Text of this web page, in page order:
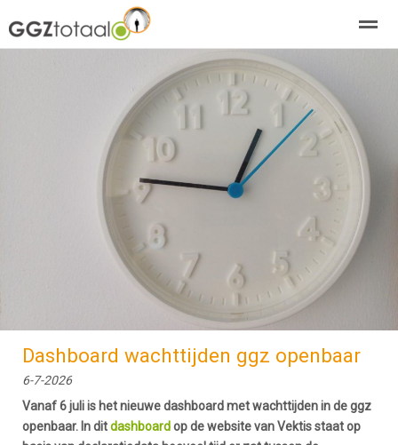
abonneren agenda adverteren
Nieuws Pagina's
Dashboard wachttijden ggz openbaar
6-7-2026
Vanaf 6 juli is het nieuwe dashboard met wachttijden in de ggz
openbaar. In ditdashboardop de website van Vektis staat op